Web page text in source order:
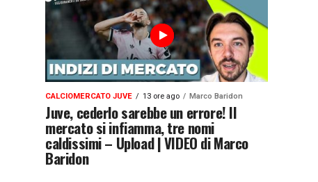
CALCIOMERCATO JUVE 13 ore ago Marco Baridon
Juve, cederlo sarebbe un errore! Il
mercato si infiamma, tre nomi
caldissimi – Upload | VIDEO di Marco
Baridon